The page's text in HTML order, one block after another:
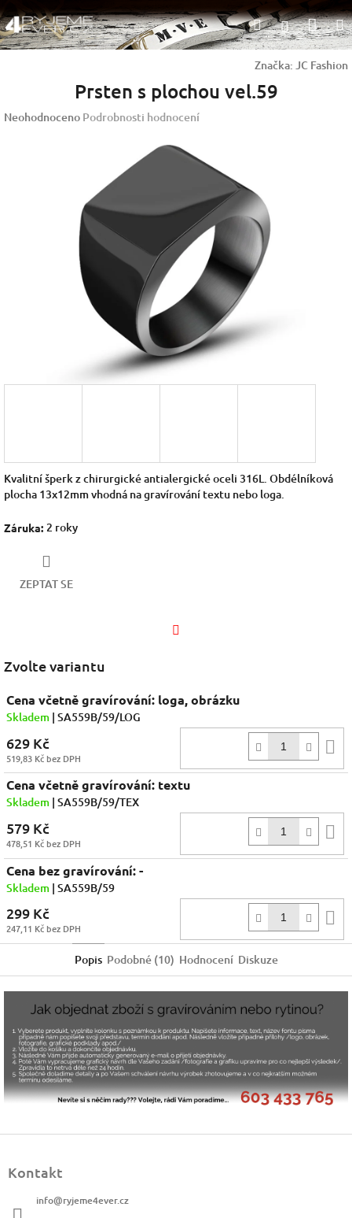
na
obsah
HledatPřihlášení
Značka: JC Fashion
Prsten s plochou vel.59
Průměrné
Neohodnoceno Podrobnosti hodnocení
Kvalitní šperk z chirurgické antialergické oceli 316L. Obdélníková
plocha 13x12mm vhodná na gravírování textu nebo loga.
Záruka: 2 roky
ZEPTAT SE
Zvolte variantu
Cena včetně gravírování: loga, obrázku
Skladem | SA559B/59/LOG
629 Kč
519,83 Kč bez DPH
Cena včetně gravírování: textu
Skladem | SA559B/59/TEX
579 Kč
478,51 Kč bez DPH
Cena bez gravírování: -
Skladem | SA559B/59
299 Kč
247,11 Kč bez DPH
Popis Podobné (10) Hodnocení Diskuze
Kontakt
info@ryjeme4ever.cz